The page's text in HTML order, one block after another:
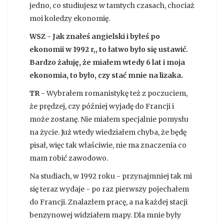
jedno, co studiujesz w tamtych czasach, chociaż
moi koledzy ekonomię.
WSZ - Jak znałeś angielski i byłeś po
ekonomii w 1992 r,, to łatwo było się ustawić.
Bardzo żałuję, że miałem wtedy 6 lat i moja
ekonomia, to było, czy stać mnie na lizaka.
TR -Wybrałem romanistykę też z poczuciem,
że prędzej, czy później wyjadę do Francji i
może zostanę. Nie miałem specjalnie pomysłu
na życie. Już wtedy wiedziałem chyba, że będę
pisał, więc tak właściwie, nie ma znaczenia co
mam robić zawodowo.
Na studiach, w 1992 roku - przynajmniej tak mi
się teraz wydaje - po raz pierwszy pojechałem
do Francji. Znalazłem pracę, a na każdej stacji
benzynowej widziałem mapy. Dla mnie były